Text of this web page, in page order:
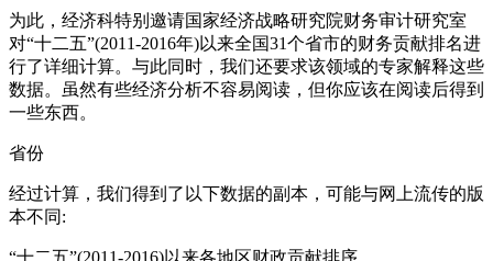
为此，经济科特别邀请国家经济战略研究院财务审计研究室
对“十二五”(2011-2016年)以来全国31个省市的财务贡献排名进
行了详细计算。与此同时，我们还要求该领域的专家解释这些
数据。虽然有些经济分析不容易阅读，但你应该在阅读后得到
一些东西。
省份
经过计算，我们得到了以下数据的副本，可能与网上流传的版
本不同:
“十二五”(2011-2016)以来各地区财政贡献排序